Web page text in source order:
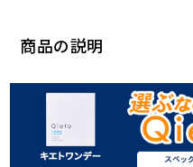
商品の説明